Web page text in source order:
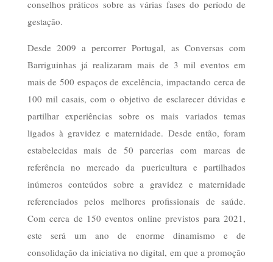
conselhos práticos sobre as várias fases do período de
gestação.
Desde 2009 a percorrer Portugal, as Conversas com
Barriguinhas já realizaram mais de 3 mil eventos em
mais de 500 espaços de excelência, impactando cerca de
100 mil casais, com o objetivo de esclarecer dúvidas e
partilhar experiências sobre os mais variados temas
ligados à gravidez e maternidade. Desde então, foram
estabelecidas mais de 50 parcerias com marcas de
referência no mercado da puericultura e partilhados
inúmeros conteúdos sobre a gravidez e maternidade
referenciados pelos melhores profissionais de saúde.
Com cerca de 150 eventos online previstos para 2021,
este será um ano de enorme dinamismo e de
consolidação da iniciativa no digital, em que a promoção